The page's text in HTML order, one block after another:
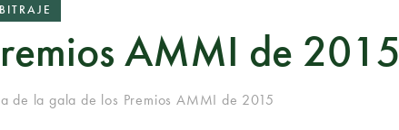
AMMI de 2015
de la gala de los Premios AMMI de 2015